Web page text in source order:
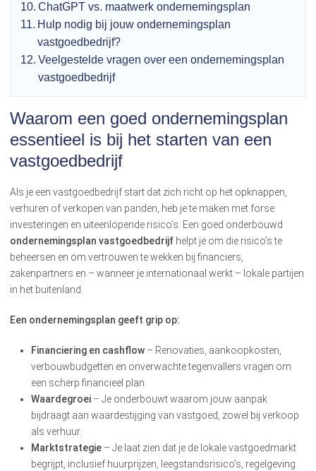
ChatGPT vs. maatwerk ondernemingsplan
Hulp nodig bij jouw ondernemingsplan
vastgoedbedrijf?
Veelgestelde vragen over een ondernemingsplan
vastgoedbedrijf
Waarom een goed ondernemingsplan
essentieel is bij het starten van een
vastgoedbedrijf
Als je een vastgoedbedrijf start dat zich richt op het opknappen,
verhuren of verkopen van panden, heb je te maken met forse
investeringen en uiteenlopende risico’s. Een goed onderbouwd
ondernemingsplan vastgoedbedrijf helpt je om die risico’s te
beheersen en om vertrouwen te wekken bij financiers,
zakenpartners en – wanneer je internationaal werkt – lokale partijen
in het buitenland.
Een ondernemingsplan geeft grip op:
Financiering en cashflow – Renovaties, aankoopkosten,
verbouwbudgetten en onverwachte tegenvallers vragen om
een scherp financieel plan.
Waardegroei – Je onderbouwt waarom jouw aanpak
bijdraagt aan waardestijging van vastgoed, zowel bij verkoop
als verhuur.
Marktstrategie – Je laat zien dat je de lokale vastgoedmarkt
begrijpt, inclusief huurprijzen, leegstandsrisico’s, regelgeving